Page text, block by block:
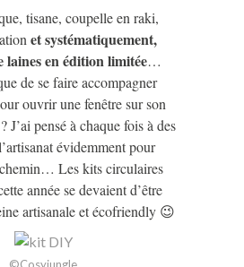
tisane, coupelle en raki,
et systématiquement,
laines en édition limitée…
de se faire accompagner
ouvrir une fenêtre sur son
J’ai pensé à chaque fois à des
évidemment pour
Les kits circulaires
année se devaient d’être
artisanale et écofriendly 😉